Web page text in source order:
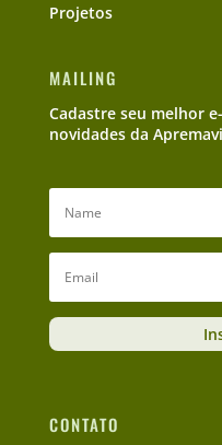
Projetos
MAILING
Cadastre seu melhor
novidades da
CONTATO